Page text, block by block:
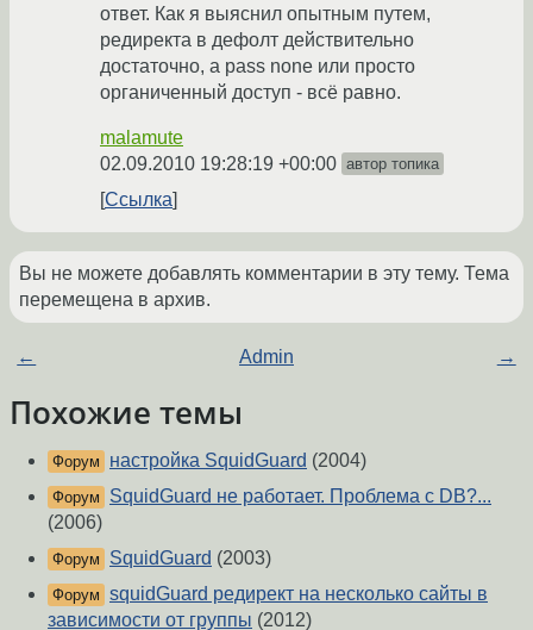
ответ. Как я выяснил опытным путем,
редиректа в дефолт действительно
достаточно, а pass none или просто
органиченный доступ - всё равно.
malamute
02.09.2010 19:28:19 +00:00 автор топика
Ссылка
Вы не можете добавлять комментарии в эту тему. Тема
перемещена в архив.
← Admin →
Похожие темы
Форум настройка SquidGuard (2004)
Форум
SquidGuard не работает. Проблема с DB?...
(2006)
Форум SquidGuard (2003)
Форум squidGuard редирект на несколько сайты в
зависимости от группы (2012)